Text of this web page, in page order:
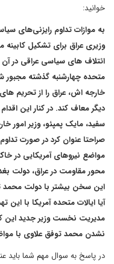
خوانید:
به موازات تداوم رایزنی‌های
وزیری عراق برای تشکیل
ائتلاف های سیاسی عراقی در
متحده چهارشنبه گذشته مجبور
سفید، مایک پمپئو، وزیر امور
صراحتا عنوان کرد در صورت
مواضع نیروهای آمریکایی در
محور مقاومت در عراق، دولت
این سخن بیشتر با دولت
آیا ایالات متحده آمریکا با
مدیریت نخست وزیر جدید این
نشدن محمد توفق علاوی با
در پاسخ به سوال مهم شما باید